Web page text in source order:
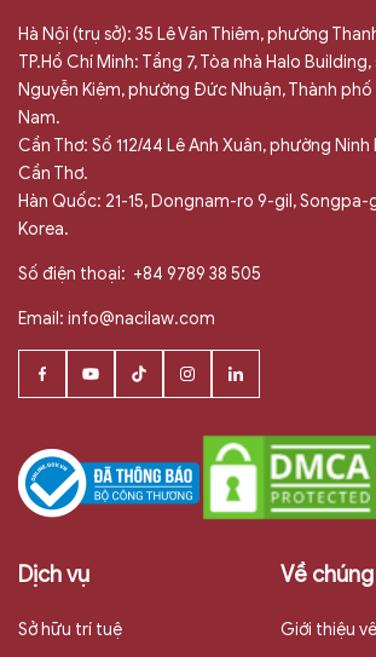
Hà Nội (trụ sở): 35 Lê Văn Thiêm, phường
TP.Hồ Chí Minh: Tầng 7, Tòa nhà Halo
Nguyễn Kiệm, phường Đức Nhuận, Thành phố
Nam.
Cần Thơ: Số 112/44 Lê Anh Xuân, phường
Cần Thơ.
Hàn Quốc: 21-15, Dongnam-ro 9-gil, Songpa-
Korea.
Số điện thoại: +84 9789 38 505
Email: info@nacilaw.com
Dịch vụ
Sở hữu trí tuệ
Về
Giới thiệu